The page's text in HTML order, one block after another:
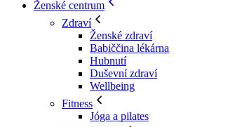
Ženské centrum
Zdraví
Ženské zdraví
Babiččina lékárna
Hubnutí
Duševní zdraví
Wellbeing
Fitness
Jóga a pilates